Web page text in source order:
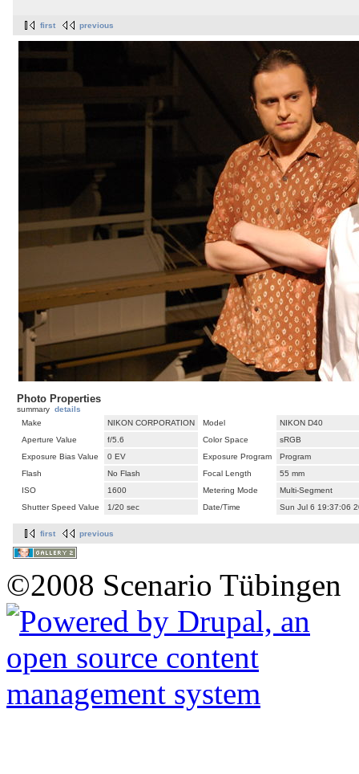
first previous
Photo Properties
summary details
Make
NIKON CORPORATION Model
NIKON D40
Aperture Value
f/5.6 Color Space
sRGB
Exposure Bias Value
0 EV Exposure Program
Program
Flash
No Flash Focal Length
55 mm
ISO
1600 Metering Mode
Multi-Segment
Shutter Speed Value
1/20 sec Date/Time Sun Jul 6 19:37:06
first previous
©2008 Scenario Tübingen